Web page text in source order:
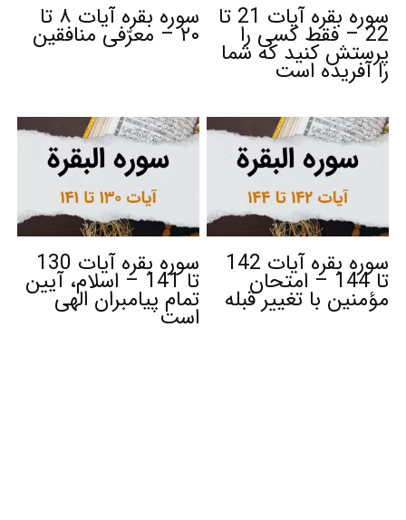
سوره بقره آیات 21 تا
22 – فقط کسی را
پرستش کنید که شما
را آفریده است
سوره بقره آیات ۸ تا
۲۰ – معرّفی منافقین
سوره بقره آیات 142
تا 144 – امتحان
مؤمنین با تغییر قبله
سوره بقره آیات 130
تا 141 – اسلام، آیین
تمام پیامبران الهی
است